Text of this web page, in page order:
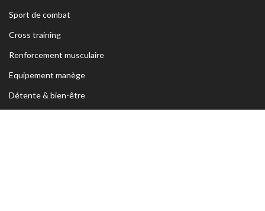
Sport de combat
Cross training
Renforcement musculaire
Equipement manège
Détente & bien-être